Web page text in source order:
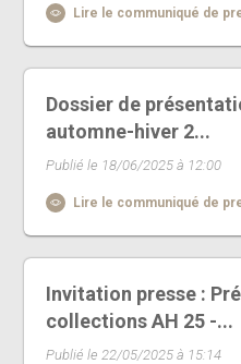
Lire le communiqué de
Dossier de
automne-hiver 2...
Publié le 18/06/2025 à 12:00
Lire le communiqué de
Invitation presse :
collections AH 25 -...
Publié le 22/05/2025 à 15:14